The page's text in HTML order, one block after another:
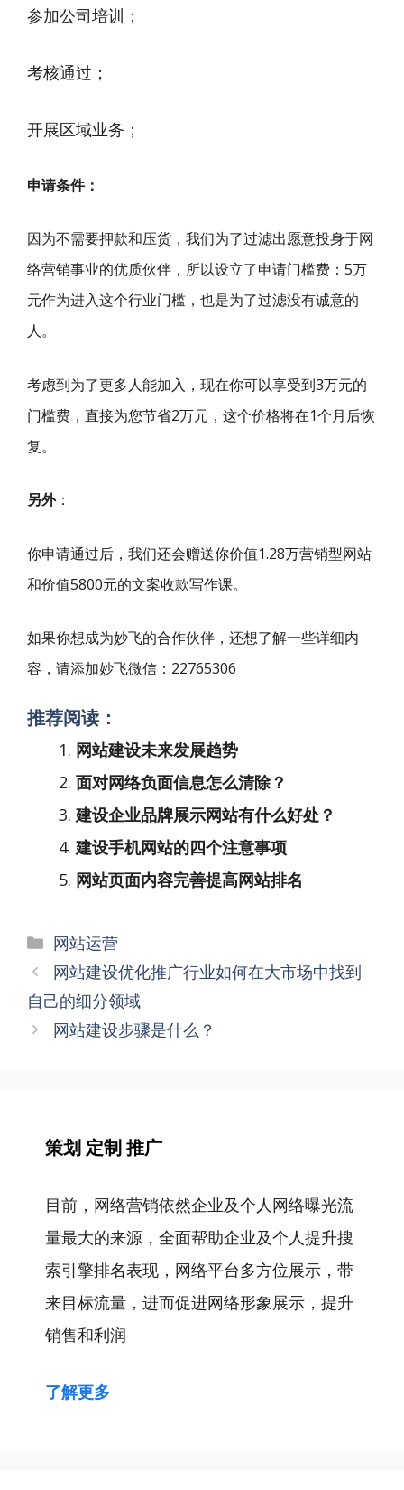
参加公司培训；
考核通过；
开展区域业务；
申请条件：
因为不需要押款和压货，我们为了过滤出愿意投身于网
络营销事业的优质伙伴，所以设立了申请门槛费：5万
元作为进入这个行业门槛，也是为了过滤没有诚意的
人。
考虑到为了更多人能加入，现在你可以享受到3万元的
门槛费，直接为您节省2万元，这个价格将在1个月后恢
复。
另外：
你申请通过后，我们还会赠送你价值1.28万营销型网站
和价值5800元的文案收款写作课。
如果你想成为妙飞的合作伙伴，还想了解一些详细内
容，请添加妙飞微信：22765306
推荐阅读：
网站建设未来发展趋势
面对网络负面信息怎么清除？
建设企业品牌展示网站有什么好处？
建设手机网站的四个注意事项
网站页面内容完善提高网站排名
分
类
网站运营
文
章
导
航
网站建设优化推广行业如何在大市场中找到
自己的细分领域
网站建设步骤是什么？
策划 定制 推广
目前，网络营销依然企业及个人网络曝光流
量最大的来源，全面帮助企业及个人提升搜
索引擎排名表现，网络平台多方位展示，带
来目标流量，进而促进网络形象展示，提升
销售和利润
了解更多